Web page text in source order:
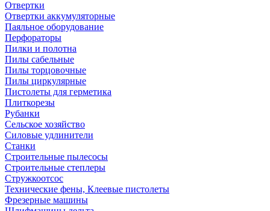
Отвертки
Отвертки аккумуляторные
Паяльное оборудование
Перфораторы
Пилки и полотна
Пилы сабельные
Пилы торцовочные
Пилы циркулярные
Пистолеты для герметика
Плиткорезы
Рубанки
Сельское хозяйство
Силовые удлинители
Станки
Строительные пылесосы
Строительные степлеры
Стружкоотсос
Технические фены, Клеевые пистолеты
Фрезерные машины